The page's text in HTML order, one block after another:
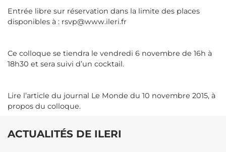
Entrée libre sur réservation dans la limite des places
disponibles à : rsvp@www.ileri.fr
Ce colloque se tiendra le vendredi 6 novembre de 16h à
18h30 et sera suivi d’un cocktail.
Lire l’article du journal Le Monde du 10 novembre 2015, à
propos du colloque.
ACTUALITÉS DE ILERI